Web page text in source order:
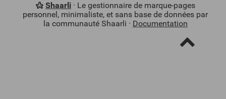
Shaarli· Le gestionnaire de marque-pages
personnel, minimaliste, et sans base de données par
la communauté Shaarli · Documentation